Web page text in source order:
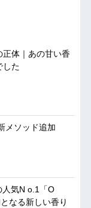
体｜あの甘い香
した
メソッド追加
人気N o.1「O
なる新しい香り